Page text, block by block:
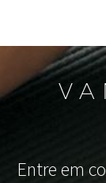
Entre em